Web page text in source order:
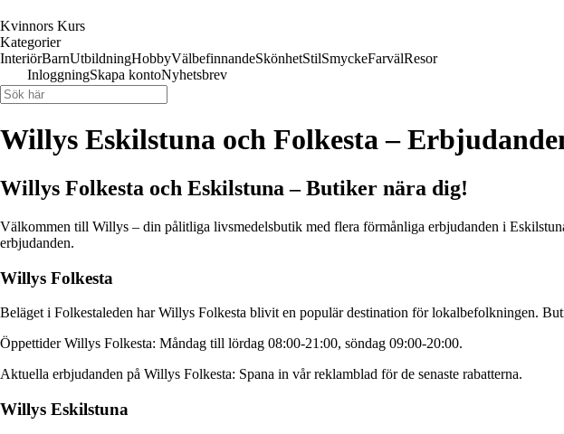
Kvinnors Kurs
Kategorier
InteriörBarnUtbildningHobbyVälbefinnandeSkönhetStilSmyckeFarvälResor
InloggningSkapa kontoNyhetsbrev
Willys Eskilstuna och Folkesta –
Willys Folkesta och Eskilstuna – Butiker nära dig!
Välkommen till Willys – din pålitliga livsmedelsbutik med flera förmånliga erbjudanden i
erbjudanden.
Willys Folkesta
Beläget i Folkestaleden har Willys Folkesta blivit en populär destination för lokalbefolkningen.
Öppettider Willys Folkesta: Måndag till lördag 08:00-21:00, söndag 09:00-20:00.
Aktuella erbjudanden på Willys Folkesta: Spana in vår reklamblad för de senaste rabatterna.
Willys Eskilstuna